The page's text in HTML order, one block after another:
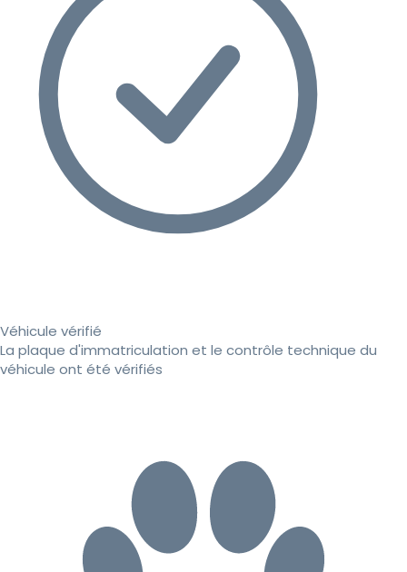
Véhicule vérifié
La plaque d'immatriculation et le contrôle technique du
véhicule ont été vérifiés